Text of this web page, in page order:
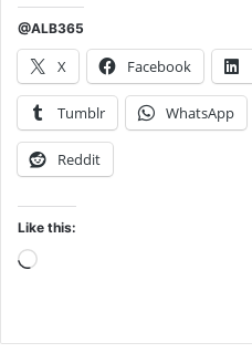
@ALB365
X Facebook
Tumblr WhatsApp
Reddit
Like this:
Loading…